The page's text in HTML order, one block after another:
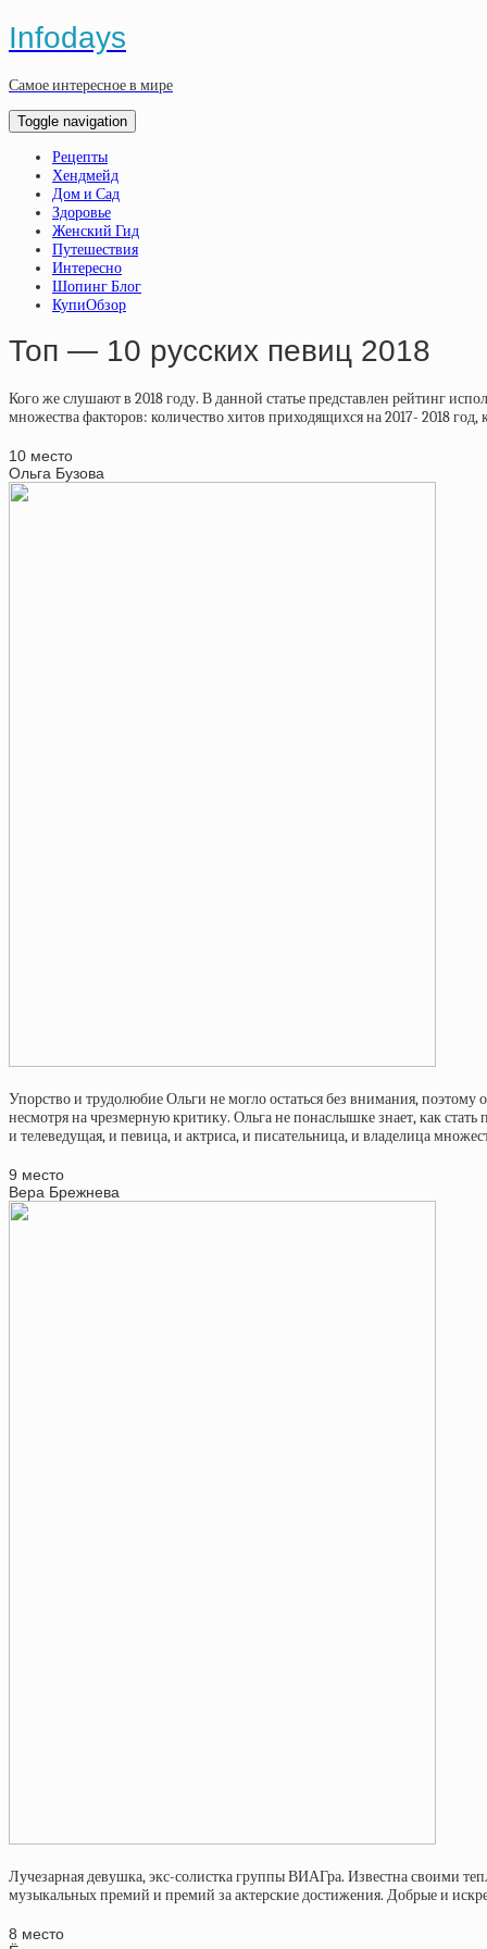
Infodays
Самое интересное в мире
Toggle navigation
Рецепты
Хендмейд
Дом и Сад
Здоровье
Женский Гид
Путешествия
Интересно
Шопинг Блог
КупиОбзор
Топ — 10 русских певиц 2018
Кого же слушают в 2018 году. В данной статье представлен рейтинг
множества факторов: количество хитов приходящихся на 2017- 2018
10 место
Ольга Бузова
Упорство и трудолюбие Ольги не могло остаться без внимания, поэтому
несмотря на чрезмерную критику. Ольга не понаслышке знает, как
и телеведущая, и певица, и актриса, и писательница, и владелица
9 место
Вера Брежнева
Лучезарная девушка, экс-солистка группы ВИАГра. Известна своими
музыкальных премий и премий за актерские достижения. Добрые и
8 место